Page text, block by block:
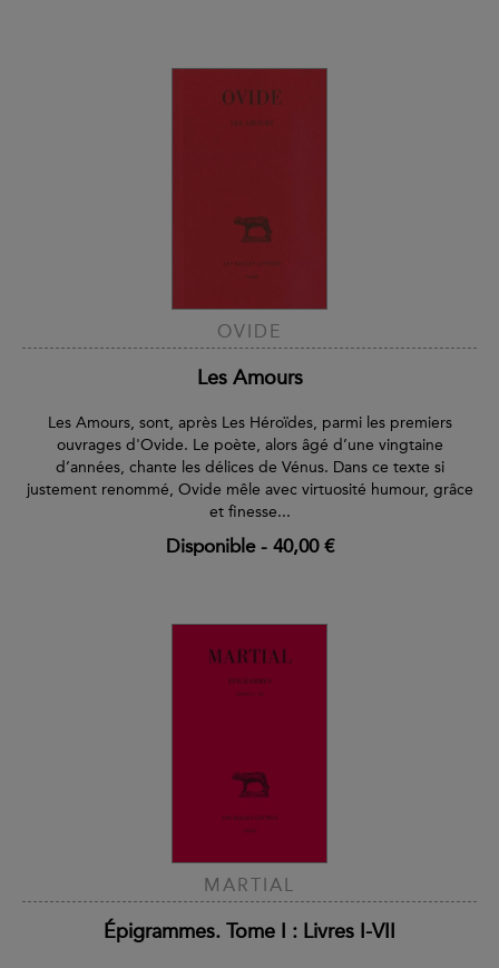
OVIDE
Les Amours
Les Amours, sont, après Les Héroïdes, parmi les premiers
ouvrages d'Ovide. Le poète, alors âgé d’une vingtaine
d’années, chante les délices de Vénus. Dans ce texte si
justement renommé, Ovide mêle avec virtuosité humour, grâce
et finesse...
Disponible- 40,00 €
MARTIAL
Épigrammes. Tome I : Livres I-VII